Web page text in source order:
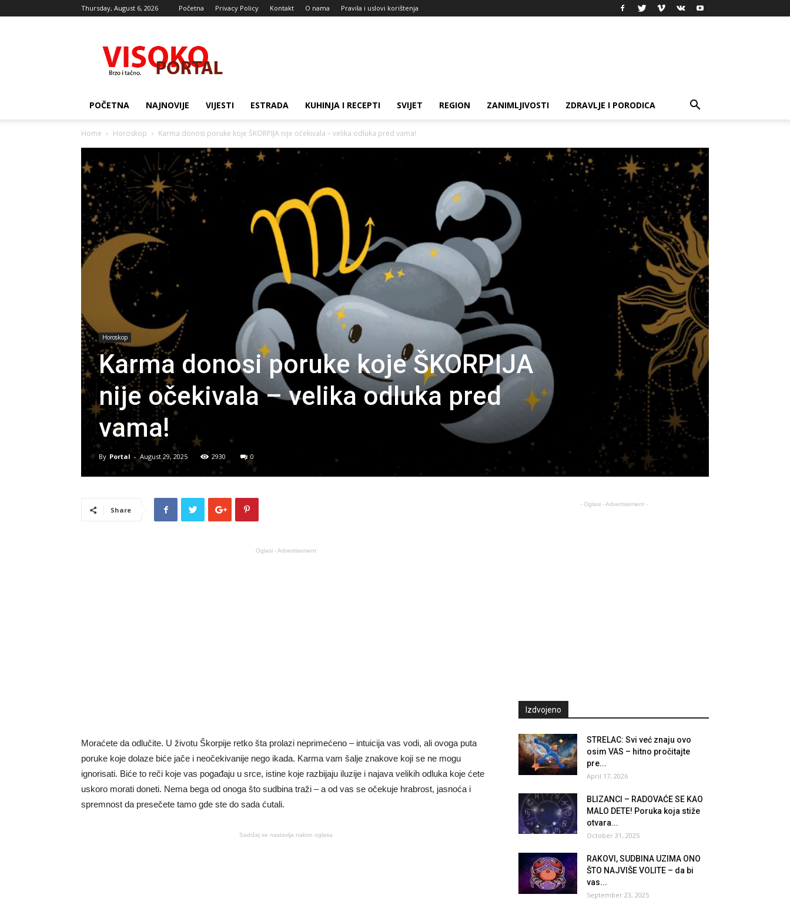
Thursday, August 6, 2026 Početna Privacy Policy Kontakt O nama Pravila i uslovi korištenja
portal
POČETNA NAJNOVIJE VIJESTI ESTRADA KUHINJA I RECEPTI SVIJET REGION ZANIMLJIVOSTI ZDRAVLJE I PORODICA
Home Horoskop Karma donosi poruke koje ŠKORPIJA nije očekivala – velika odluka pred vama!
Horoskop
Karma donosi poruke koje ŠKORPIJA
nije očekivala – velika odluka pred
vama!
By Portal - August 29, 2025 2930 0
Share
Oglasi - Advertisement
Moraćete da odlučite. U životu Škorpije retko šta prolazi neprimećeno – intuicija vas vodi, ali ovoga puta
poruke koje dolaze biće jače i neočekivanije nego ikada. Karma vam šalje znakove koji se ne mogu
ignorisati. Biće to reči koje vas pogađaju u srce, istine koje razbijaju iluzije i najava velikih odluka koje ćete
uskoro morati doneti. Nema bega od onoga što sudbina traži – a od vas se očekuje hrabrost, jasnoća i
spremnost da presečete tamo gde ste do sada ćutali.
Sadržaj se nastavlja nakon oglasa
- Oglasi - Advertisement -
Izdvojeno
STRELAC: Svi već znaju ovo
osim VAS – hitno pročitajte
pre...
April 17, 2026
BLIZANCI – RADOVAĆE SE KAO
MALO DETE! Poruka koja stiže
otvara...
October 31, 2025
RAKOVI, SUDBINA UZIMA ONO
ŠTO NAJVIŠE VOLITE – da bi
vas...
September 23, 2025